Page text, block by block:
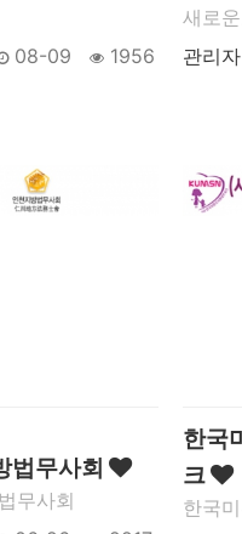
08-09 1956
새로
관리자
법무사회
무사회
한국
크
한국